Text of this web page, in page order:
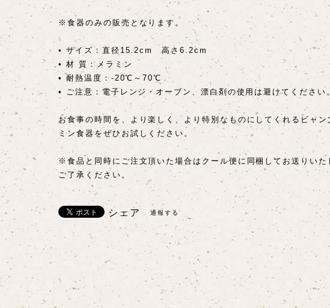
※食器のみの販売となります。
• サイズ：直径15.2cm 高さ6.2cm
• 材 質：メラミン
• 耐熱温度：-20℃～70℃
• ご注意：電子レンジ・オーブン、漂白剤の使用は避けてください
お食事の時間を、より楽しく、より特別なものにしてくれるビャン
ミン食器をぜひお試しください。
※食品と同時にご注文頂いた場合はクール便に同梱してお送りいた
ご了承ください。
シェア 通報する